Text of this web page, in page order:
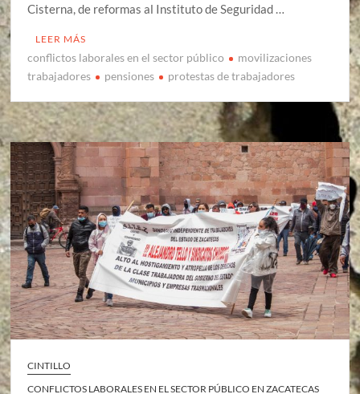
Cisterna, de reformas al Instituto de Seguridad …
LEER MÁS
conflictos laborales en el sector público
movilizaciones
trabajadores
pensiones protestas de trabajadores
CINTILLO
CONFLICTOS LABORALES EN EL SECTOR PÚBLICO EN ZACATECAS